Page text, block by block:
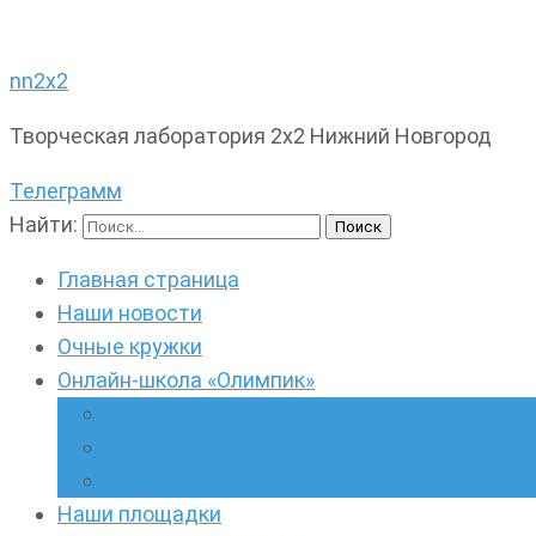
nn2x2
Творческая лаборатория 2х2 Нижний Новгород
Телеграмм
Найти:
Главная страница
Наши новости
Очные кружки
Онлайн-школа «Олимпик»
Наши площадки